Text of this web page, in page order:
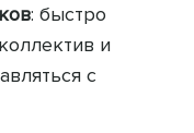
: быстро
и
с